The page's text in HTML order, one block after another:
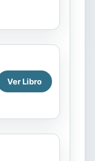
Ver Libro